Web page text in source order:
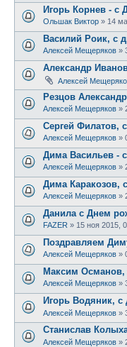
Игорь Корнев - с
Ольшак Виктор » 14
Василий Роик, с
Алексей Мещеряков »
Александр
Алексей
Резцов
Алексей Мещеряков »
Сергей Филатов,
Алексей Мещеряков »
Дима Васильев -
Алексей Мещеряков »
Дима Каракозов,
Алексей Мещеряков »
Данила с Днем
FAZER » 15 ноя 2015,
Поздравляем
Алексей Мещеряков »
Максим
Алексей Мещеряков »
Игорь Водяник,
Алексей Мещеряков »
Станислав
Алексей Мещеряков »